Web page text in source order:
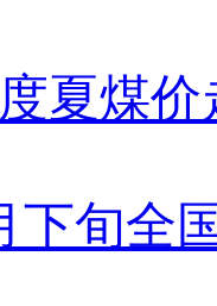
夏煤价
下旬全